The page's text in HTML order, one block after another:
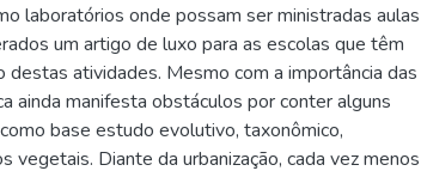
laboratórios onde possam ser ministradas aulas
um artigo de luxo para as escolas que têm
destas atividades. Mesmo com a importância das
ainda manifesta obstáculos por conter alguns
base estudo evolutivo, taxonômico,
vegetais. Diante da urbanização, cada vez menos